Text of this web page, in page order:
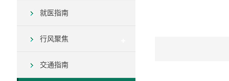
就医指南
行风聚焦
交通指南